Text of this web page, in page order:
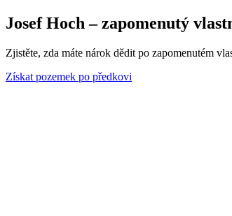
Josef Hoch – zapomenutý
Zjistěte, zda máte nárok dědit po zapomenutém
Získat pozemek po předkovi